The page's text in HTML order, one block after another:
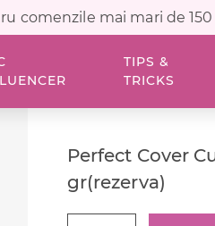
comenzile mai mari de 150
TIPS &
TRICKS
Perfect Cover
gr(rezerva)